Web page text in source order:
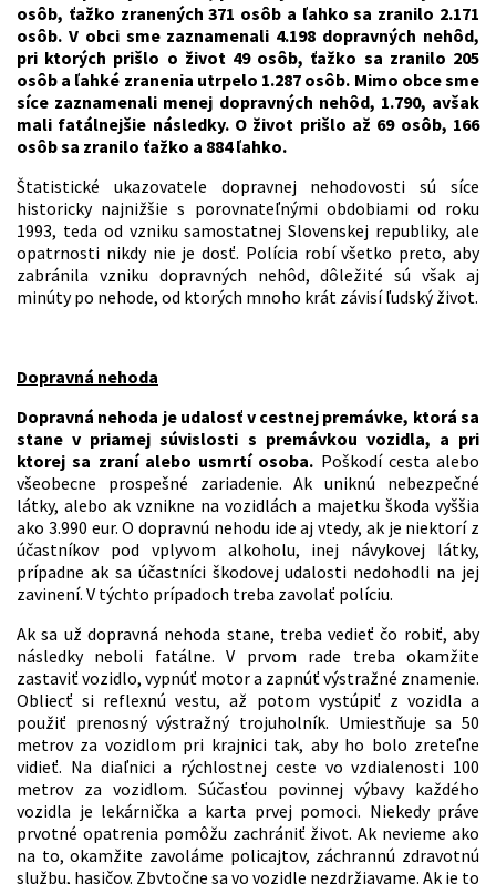
osôb, ťažko zranených 371 osôb a ľahko sa zranilo 2.171
osôb. V obci sme zaznamenali 4.198 dopravných nehôd,
pri ktorých prišlo o život 49 osôb, ťažko sa zranilo 205
osôb a ľahké zranenia utrpelo 1.287 osôb. Mimo obce sme
síce zaznamenali menej dopravných nehôd, 1.790, avšak
mali fatálnejšie následky. O život prišlo až 69 osôb, 166
osôb sa zranilo ťažko a 884 ľahko.
Štatistické ukazovatele dopravnej nehodovosti sú síce
historicky najnižšie s porovnateľnými obdobiami od roku
1993, teda od vzniku samostatnej Slovenskej republiky, ale
opatrnosti nikdy nie je dosť. Polícia robí všetko preto, aby
zabránila vzniku dopravných nehôd, dôležité sú však aj
minúty po nehode, od ktorých mnoho krát závisí ľudský život.
Dopravná nehoda
Dopravná nehoda je udalosť v cestnej premávke, ktorá sa
stane v priamej súvislosti s premávkou vozidla, a pri
ktorej sa zraní alebo usmrtí osoba. Poškodí cesta alebo
všeobecne prospešné zariadenie. Ak uniknú nebezpečné
látky, alebo ak vznikne na vozidlách a majetku škoda vyššia
ako 3.990 eur. O dopravnú nehodu ide aj vtedy, ak je niektorí z
účastníkov pod vplyvom alkoholu, inej návykovej látky,
prípadne ak sa účastníci škodovej udalosti nedohodli na jej
zavinení. V týchto prípadoch treba zavolať políciu.
Ak sa už dopravná nehoda stane, treba vedieť čo robiť, aby
následky neboli fatálne. V prvom rade treba okamžite
zastaviť vozidlo, vypnúť motor a zapnúť výstražné znamenie.
Obliecť si reflexnú vestu, až potom vystúpiť z vozidla a
použiť prenosný výstražný trojuholník. Umiestňuje sa 50
metrov za vozidlom pri krajnici tak, aby ho bolo zreteľne
vidieť. Na diaľnici a rýchlostnej ceste vo vzdialenosti 100
metrov za vozidlom. Súčasťou povinnej výbavy každého
vozidla je lekárnička a karta prvej pomoci. Niekedy práve
prvotné opatrenia pomôžu zachrániť život. Ak nevieme ako
na to, okamžite zavoláme policajtov, záchrannú zdravotnú
službu, hasičov. Zbytočne sa vo vozidle nezdržiavame. Ak je to